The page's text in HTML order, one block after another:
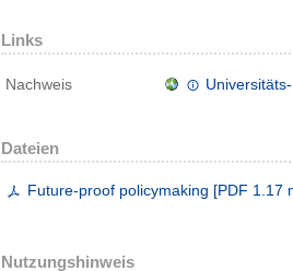
Links
Nachweis
Dateien
Future-proof policymaking [PDF 1.17
Nutzungshinweis